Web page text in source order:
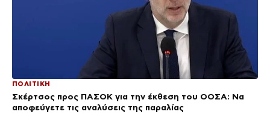
ΠΟΛΙΤΙΚΗ
Σκέρτσος προς ΠΑΣΟΚ για την έκθεση του ΟΟΣΑ: Να
αποφεύγετε τις αναλύσεις της παραλίας